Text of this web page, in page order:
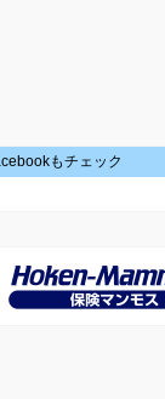
もチェック